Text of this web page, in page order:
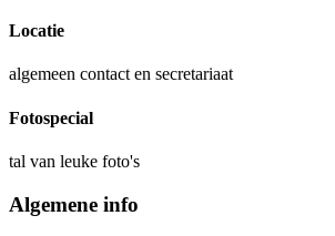
Locatie
algemeen contact en secretariaat
Fotospecial
tal van leuke foto's
Algemene info